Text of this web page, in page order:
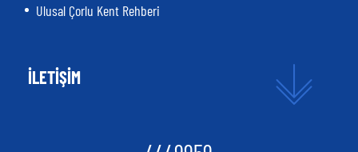
Ulusal Çorlu Kent Rehberi
İLETİŞİM